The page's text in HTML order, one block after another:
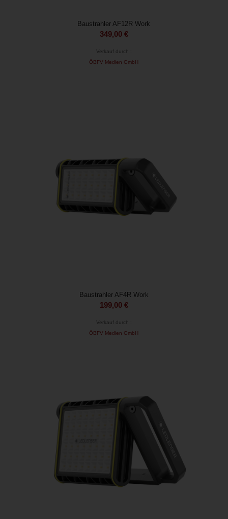
Baustrahler AF12R Work
349,00 €
Verkauf durch :
ÖBFV Medien GmbH
Baustrahler AF4R Work
199,00 €
Verkauf durch :
ÖBFV Medien GmbH